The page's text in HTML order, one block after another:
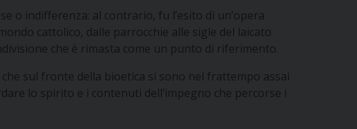
o indifferenza: al contrario, fu l’esito di un’opera
cattolico, dalle parrocchie alle sigle del laicato
che è rimasta come un punto di riferimento.
sul fronte della bioetica si sono nel frattempo assai
lo spirito e i contenuti dell’impegno che percorse i